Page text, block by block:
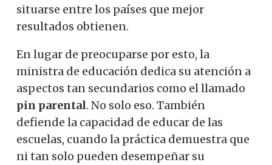
situarse entre los países que mejor
resultados obtienen.
En lugar de preocuparse por esto, la
ministra de educación dedica su atención a
aspectos tan secundarios como el llamado
pin parental. No solo eso. También
defiende la capacidad de educar de las
escuelas, cuando la práctica demuestra que
ni tan solo pueden desempeñar su